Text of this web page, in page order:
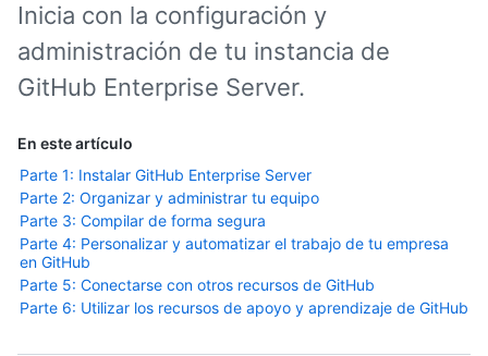
En este artículo
Parte 1: Instalar GitHub Enterprise Server
Parte 2: Organizar y administrar tu equipo
Parte 3: Compilar de forma segura
Parte 4: Personalizar y automatizar el trabajo de tu empresa
en GitHub
Parte 5: Conectarse con otros recursos de GitHub
Parte 6: Utilizar los recursos de apoyo y aprendizaje de GitHub
Inicia con la configuración y
administración de tu instancia de
GitHub Enterprise Server.